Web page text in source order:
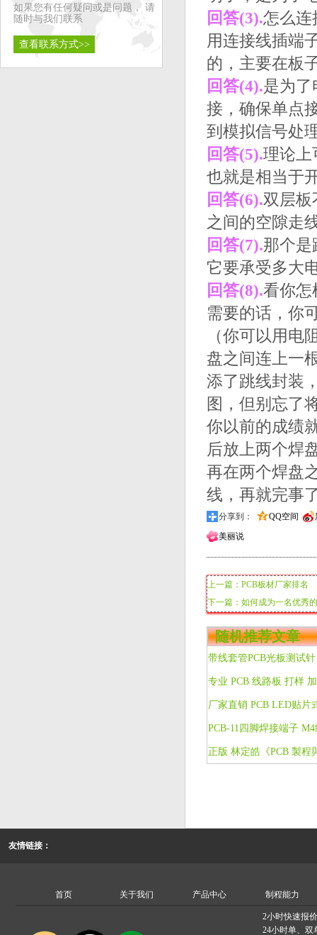
如果您有任何疑问或是问题， 请
随时与我们联系
查看联系方式>>
回答(3).怎么连
用连接线插端
的，主要在板
回答(4).是为了
接，确保单点
到模拟信号处
回答(5).理论上
也就是相当于
回答(6).双层板
之间的空隙走
回答(7).那个是
它要承受多大
回答(8).看你怎
需要的话，你
（你可以用电
盘之间连上一
添了跳线封装
图，但别忘了
你以前的成绩
后放上两个焊
再在两个焊盘
线，再就完事
分享到： QQ空间
美丽说
上一篇：PCB板材厂家排名
下一篇：如何成为一名优秀
随机推荐文章
友情链接：
首页 关于我们 产品中心 制程能力
2小时快速报价
24小时单、双